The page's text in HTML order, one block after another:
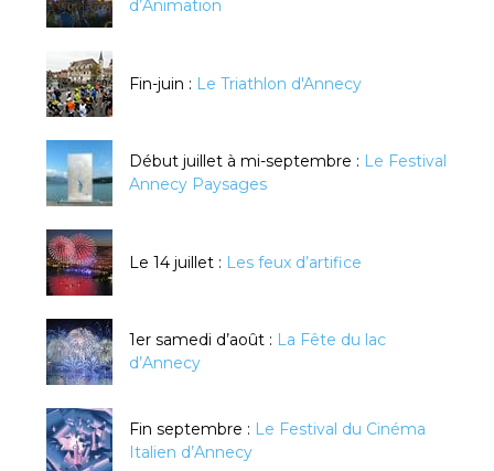
d’Animation
Fin-juin : Le Triathlon d'Annecy
Début juillet à mi-septembre : Le Festival
Annecy Paysages
Le 14 juillet : Les feux d’artifice
1er samedi d’août : La Fête du lac
d’Annecy
Fin septembre : Le Festival du Cinéma
Italien d’Annecy